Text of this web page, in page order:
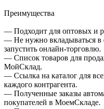
Преимущества
— Подходит для оптовых и
— Не нужно вкладываться в
запустить онлайн-торговлю.
— Список товаров для
МойСклад.
— Ссылка на каталог для
каждого контрагента.
— Полученные заказы
покупателей в МоемСкладе.